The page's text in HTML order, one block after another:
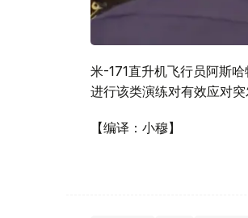
米-171直升机飞行员阿斯
进行该类演练对有效应对突
【编译：小穆】